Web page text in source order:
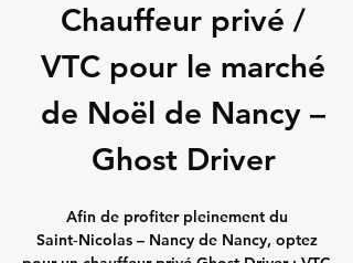
Chauffeur privé /
VTC pour le marché
de Noël de Nancy –
Ghost Driver
Afin de profiter pleinement du
Saint‑Nicolas – Nancy de Nancy, optez